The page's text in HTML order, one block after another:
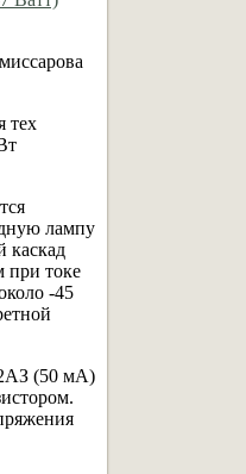
тех
лампу
каскад
при токе
-45
2АЗ (50 мА)